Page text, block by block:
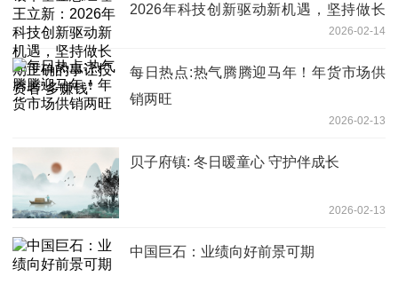
2026年科技创新驱动新机遇，坚持做长
2026-02-14
每日热点:热气腾腾迎马年！年货市场供
销两旺
2026-02-13
贝子府镇: 冬日暖童心 守护伴成长
2026-02-13
中国巨石：业绩向好前景可期